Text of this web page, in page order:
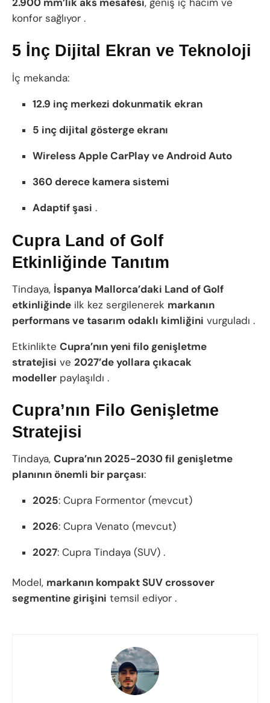
konfor sağlıyor .
5 İnç Dijital Ekran ve Teknoloji
İç mekanda:
12.9 inç merkezi dokunmatik ekran
5 inç dijital gösterge ekranı
Wireless Apple CarPlay ve Android Auto
360 derece kamera sistemi
Adaptif şasi .
Cupra Land of Golf
Etkinliğinde Tanıtım
Tindaya, İspanya Mallorca’daki Land of Golf
etkinliğinde ilk kez sergilenerek markanın
performans ve tasarım odaklı kimliğini vurguladı .
Etkinlikte Cupra’nın yeni filo genişletme
stratejisi ve 2027’de yollara çıkacak
modeller paylaşıldı .
Cupra’nın Filo Genişletme
Stratejisi
Tindaya, Cupra’nın 2025-2030 fil genişletme
planının önemli bir parçası:
2025: Cupra Formentor (mevcut)
2026: Cupra Venato (mevcut)
2027: Cupra Tindaya (SUV) .
Model, markanın kompakt SUV crossover
segmentine girişini temsil ediyor .